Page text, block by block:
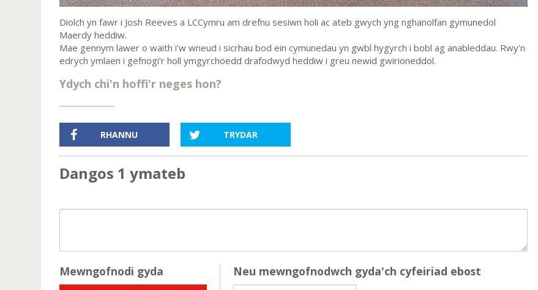
Diolch yn fawr i Josh Reeves a LCCymru am drefnu sesiwn holi ac ateb gwych yngnghanolfan gymunedol
Maerdy heddiw.
Mae gennym lawer o waith i’w wneud i sicrhau bod ein cymunedau yn gwbl hygyrch i bobl ag anableddau. Rwy'n
edrych ymlaen i gefnogi’r holl ymgyrchoedd drafodwyd heddiw i greu newid gwirioneddol.
Ydych chi'n hoffi'r neges hon?
RHANNU TRYDAR
Dangos 1 ymateb
Mewngofnodi gyda Neu mewngofnodwch gyda'ch cyfeiriad ebost